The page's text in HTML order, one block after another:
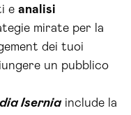
e analisi
mirate per la
dei tuoi
un pubblico
Iserniainclude la